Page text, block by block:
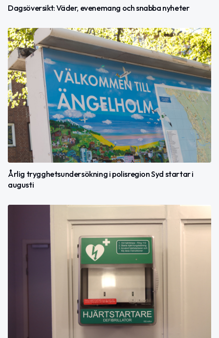
Dagsöversikt: Väder, evenemang och snabba nyheter
Årlig trygghetsundersökning i polisregion Syd startar i
augusti